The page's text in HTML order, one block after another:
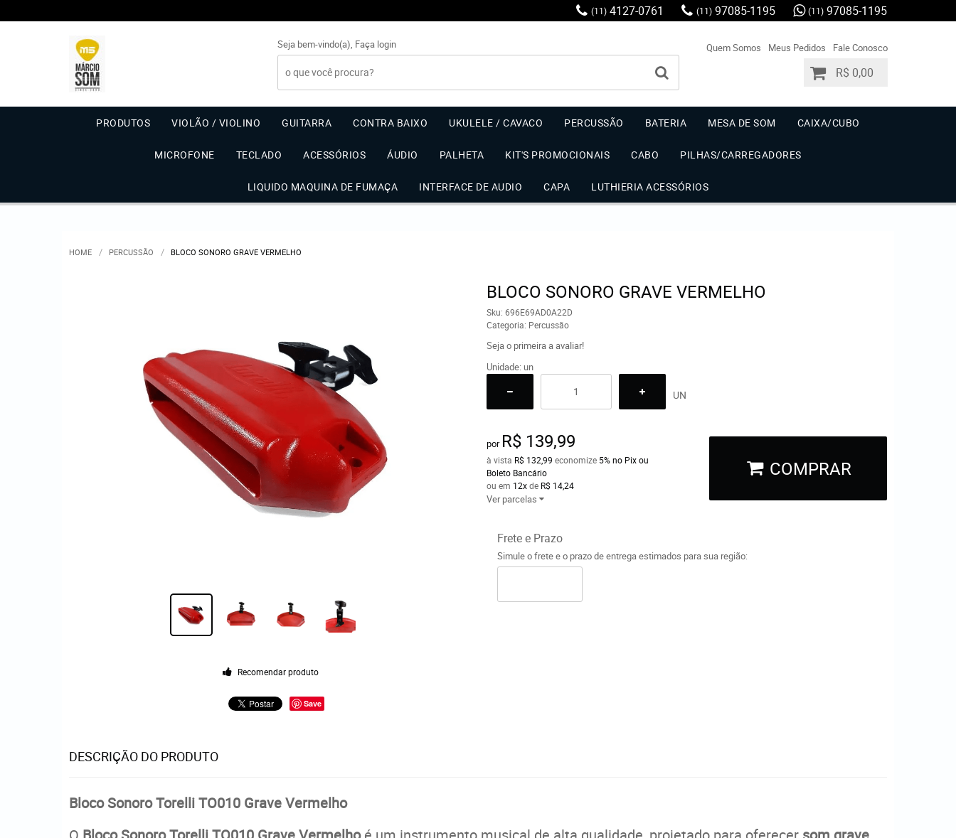
(11) 4127-0761 (11) 97085-1195 (11) 97085-1195
Seja bem-vindo(a), Faça login Quem Somos Meus Pedidos Fale Conosco
R$ 0,00
PRODUTOS VIOLÃO / VIOLINO GUITARRA CONTRA BAIXO UKULELE / CAVACO PERCUSSÃO BATERIA MESA DE SOM CAIXA/CUBO
MICROFONE TECLADO ACESSÓRIOS ÁUDIO PALHETA KIT'S PROMOCIONAIS CABO PILHAS/CARREGADORES
LIQUIDO MAQUINA DE FUMAÇA INTERFACE DE AUDIO CAPA LUTHIERIA ACESSÓRIOS
HOME PERCUSSÃO BLOCO SONORO GRAVE VERMELHO
Recomendar produto
Save
BLOCO SONORO GRAVE VERMELHO
Sku: 696E69AD0A22D
Categoria: Percussão
Seja o primeira a avaliar!
Unidade: un
UN
por R$ 139,99
à vista R$ 132,99 economize 5% no Pix ou
Boleto Bancário
ou em 12xde R$ 14,24
Ver parcelas
COMPRAR
Frete e Prazo
Simule o frete e o prazo de entrega estimados para sua região:
DESCRIÇÃO DO PRODUTO
Bloco Sonoro Torelli TO010 Grave Vermelho